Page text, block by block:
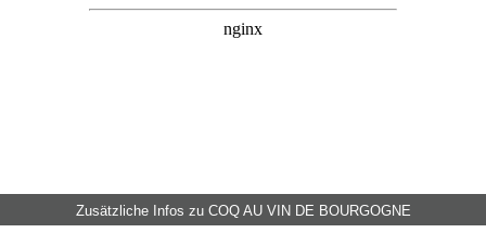
Zusätzliche Infos zu COQ AU VIN DE BOURGOGNE